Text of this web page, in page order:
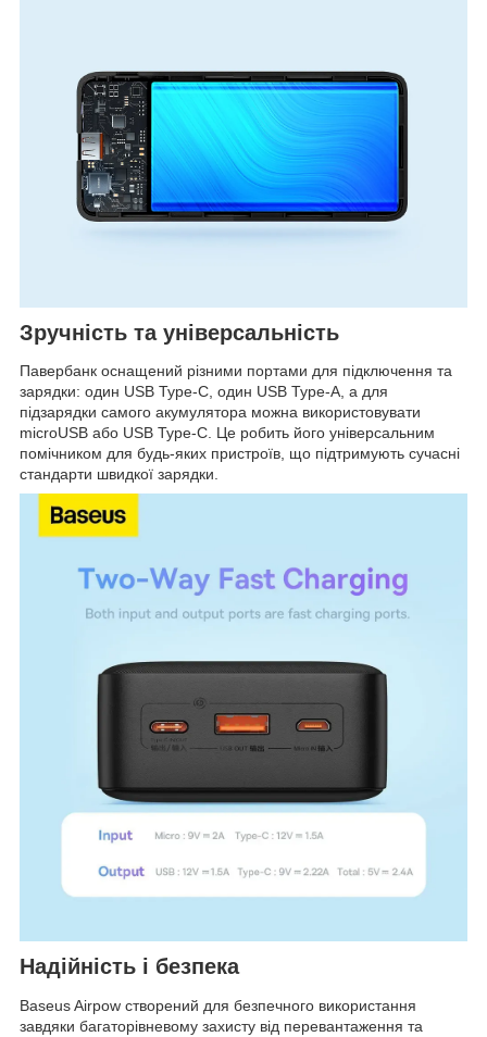
Зручність та універсальність
Павербанк оснащений різними портами для підключення та
зарядки: один USB Type-C, один USB Type-A, а для
підзарядки самого акумулятора можна використовувати
microUSB або USB Type-C. Це робить його універсальним
помічником для будь-яких пристроїв, що підтримують сучасні
стандарти швидкої зарядки.
Надійність і безпека
Baseus Airpow створений для безпечного використання
завдяки багаторівневому захисту від перевантаження та